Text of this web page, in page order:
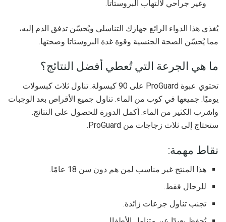
وغير جراحي لالتهاب البروستاتا.
يُغذي هذا الدواء الرائع جهازك التناسلي ويُحسّن تدفق الدم إليه،
مما يُحسّن الصحة الجنسية وقوة غدة البروستاتا وصحتها.
ما هي الجرعة التي تُعطي أفضل النتائج؟
تحتوي عبوة ProGuard على 90 كبسولة. تناول ثلاث كبسولات
يوميًا. جميعها في كوب من الماء. تناول جميع الأقراص بعد الوجبات
واشرب الكثير من الماء. أكمل الدورة للحصول على النتائج.
ستحتاج إلى ثلاث زجاجات من ProGuard.
نقاط مهمة:
هذا المنتج غير مناسب لمن هم دون سن 18 عامًا.
للرجال فقط.
تجنب تناول جرعات زائدة.